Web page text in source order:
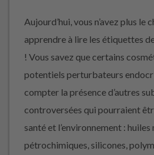
Aujourd’hui, vous n’avez plus le
apprendre à lire les étiquettes
! Vous savez que certains
potentiels perturbateurs
compter la présence d’autres
controversées qui pourraient
santé et l’environnement :
pétrochimiques, silicones,